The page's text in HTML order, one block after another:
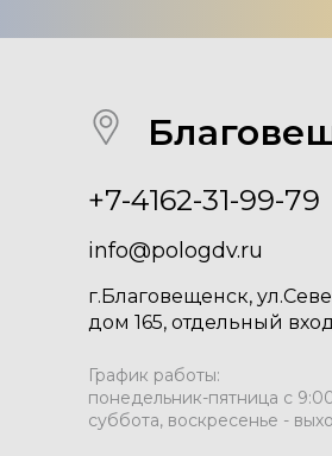
+7-4162-31-99-79
info@pologdv.ru
г.Благовещенск,
дом 165, отдельный
График работы:
понедельник-пятница с
суббота, воскресенье -